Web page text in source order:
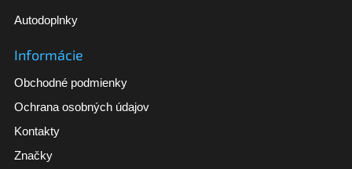
Autodoplnky
Informácie
Obchodné podmienky
Ochrana osobných údajov
Kontakty
Značky